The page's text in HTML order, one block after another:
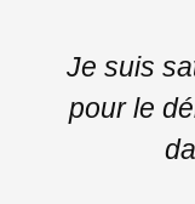
Je suis
pour le